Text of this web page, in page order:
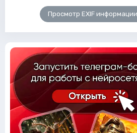
Просмотр EXIF